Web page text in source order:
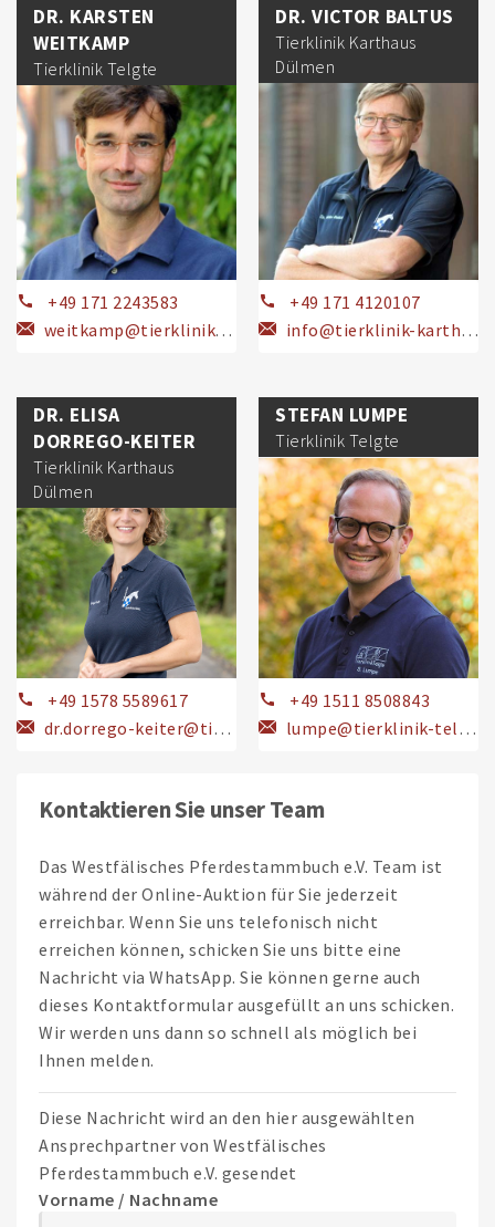
DR. KARSTEN
WEITKAMP
Tierklinik Telgte
+49 171 2243583
weitkamp@tierklinik-telgte.com
DR. VICTOR BALTUS
Tierklinik Karthaus
Dülmen
+49 171 4120107
info@tierklinik-karthaus.de
DR. ELISA
DORREGO-KEITER
Tierklinik Karthaus
Dülmen
+49 1578 5589617
dr.dorrego-keiter@tierklinik-karthaus.de
STEFAN LUMPE
Tierklinik Telgte
+49 1511 8508843
lumpe@tierklinik-telgte.com
Kontaktieren Sie unser Team
Das Westfälisches Pferdestammbuch e.V. Team ist
während der Online-Auktion für Sie jederzeit
erreichbar. Wenn Sie uns telefonisch nicht
erreichen können, schicken Sie uns bitte eine
Nachricht via WhatsApp. Sie können gerne auch
dieses Kontaktformular ausgefüllt an uns schicken.
Wir werden uns dann so schnell als möglich bei
Ihnen melden.
Diese Nachricht wird an den hier ausgewählten
Ansprechpartner von Westfälisches
Pferdestammbuch e.V. gesendet
Vorname / Nachname